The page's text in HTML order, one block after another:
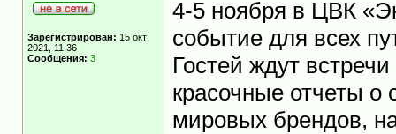
Зарегистрирован: 15 окт
2021, 11:36
Сообщения: 3
4-5 ноября в ЦВК
событие для всех
Гостей ждут
красочные отчеты
мировых брендов,